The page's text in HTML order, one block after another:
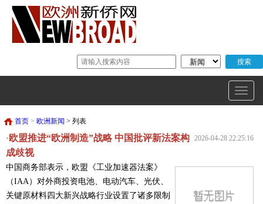
首页 > 欧洲新闻 > 列表
2026-04-28 22:25:16
· 欧盟推进“欧洲制造”战略 中国批评新法案构
成歧视
中国商务部表示，欧盟《工业加速器法案》
（IAA）对外商投资电池、电动汽车、光伏、
关键原材料四大新兴战略行业设置了诸多限制